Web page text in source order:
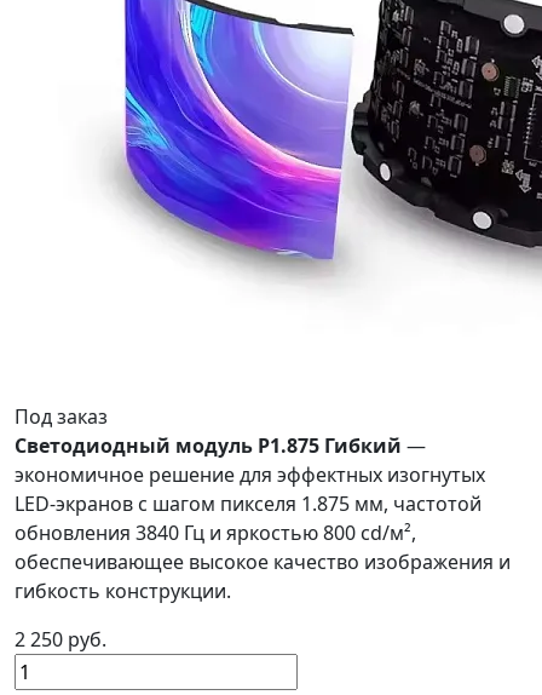
Под заказ
Светодиодный модуль P1.875 Гибкий —
экономичное решение для эффектных изогнутых
LED-экранов с шагом пикселя 1.875 мм, частотой
обновления 3840 Гц и яркостью 800 cd/м²,
обеспечивающее высокое качество изображения и
гибкость конструкции.
2 250 руб.